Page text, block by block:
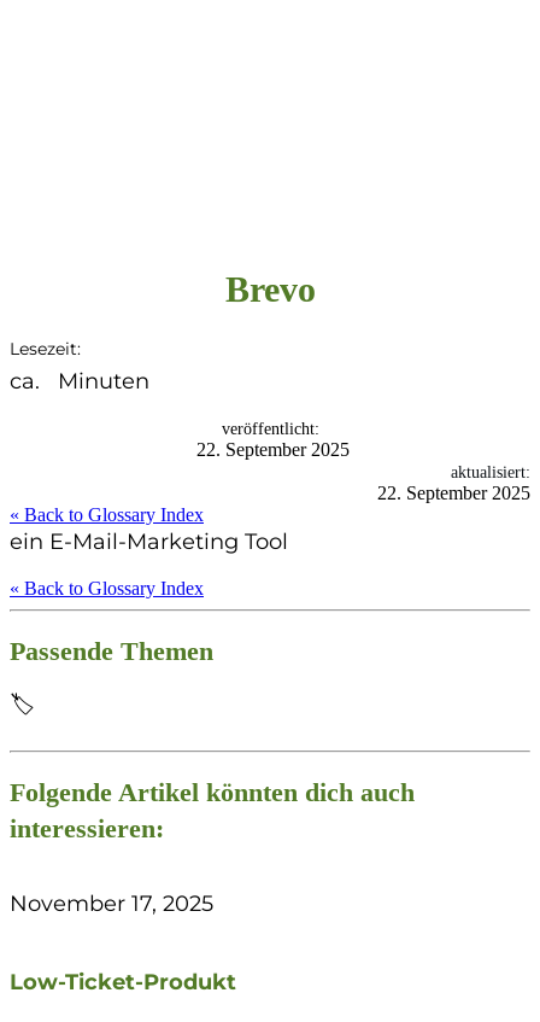
Brevo
Lesezeit:
ca. Minuten
veröffentlicht:
22. September 2025
aktualisiert:
22. September 2025
« Back to Glossary Index
ein E-Mail-Marketing Tool
« Back to Glossary Index
Passende Themen
🏷️
Folgende Artikel könnten dich auch
interessieren:
November 17, 2025
Low-Ticket-Produkt